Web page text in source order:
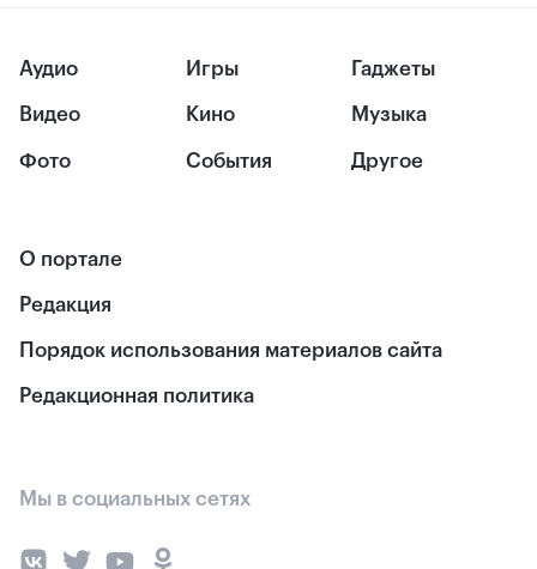
Аудио
Видео
Фото
Игры
Кино
События
Гаджеты
Музыка
Другое
О портале
Редакция
Порядок использования материалов сайта
Редакционная политика
Мы в социальных сетях